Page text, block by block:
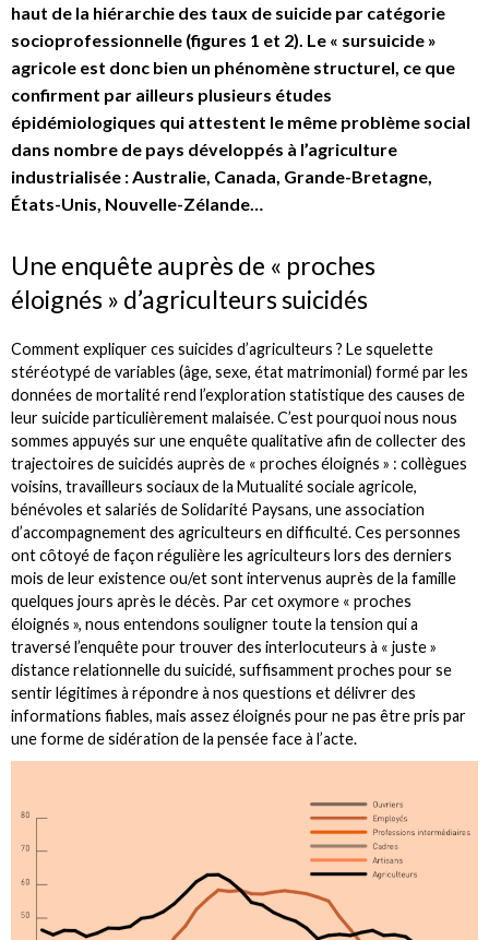
haut de la hiérarchie des taux de suicide par catégorie
socioprofessionnelle (figures 1 et 2). Le « sursuicide »
agricole est donc bien un phénomène structurel, ce que
confirment par ailleurs plusieurs études
épidémiologiques qui attestent le même problème social
dans nombre de pays développés à l’agriculture
industrialisée : Australie, Canada, Grande-Bretagne,
États-Unis, Nouvelle-Zélande…
Une enquête auprès de « proches
éloignés » d’agriculteurs suicidés
Comment expliquer ces suicides d’agriculteurs ? Le squelette
stéréotypé de variables (âge, sexe, état matrimonial) formé par les
données de mortalité rend l’exploration statistique des causes de
leur suicide particulièrement malaisée. C’est pourquoi nous nous
sommes appuyés sur une enquête qualitative afin de collecter des
trajectoires de suicidés auprès de « proches éloignés » : collègues
voisins, travailleurs sociaux de la Mutualité sociale agricole,
bénévoles et salariés de Solidarité Paysans, une association
d’accompagnement des agriculteurs en difficulté. Ces personnes
ont côtoyé de façon régulière les agriculteurs lors des derniers
mois de leur existence ou/et sont intervenus auprès de la famille
quelques jours après le décès. Par cet oxymore « proches
éloignés », nous entendons souligner toute la tension qui a
traversé l’enquête pour trouver des interlocuteurs à « juste »
distance relationnelle du suicidé, suffisamment proches pour se
sentir légitimes à répondre à nos questions et délivrer des
informations fiables, mais assez éloignés pour ne pas être pris par
une forme de sidération de la pensée face à l’acte.